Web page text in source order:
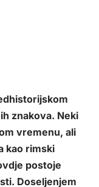
znakova. Neki
vremenu, ali
kao rimski
postoje
Doseljenjem